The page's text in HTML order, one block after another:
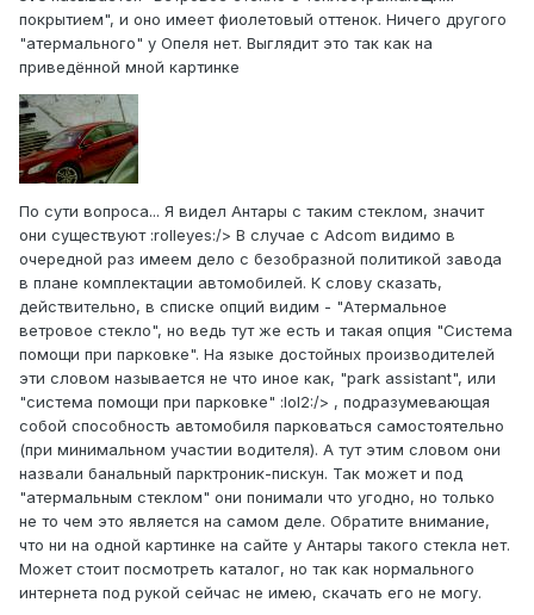
покрытием", и оно имеет фиолетовый оттенок. Ничего другого
"атермального" у Опеля нет. Выглядит это так как на
приведённой мной картинке
По сути вопроса... Я видел Антары с таким стеклом, значит
они существуют :rolleyes:/> В случае с Adcom видимо в
очередной раз имеем дело с безобразной политикой завода
в плане комплектации автомобилей. К слову сказать,
действительно, в списке опций видим - "Атермальное
ветровое стекло", но ведь тут же есть и такая опция "Система
помощи при парковке". На языке достойных производителей
эти словом называется не что иное как, "park assistant", или
"система помощи при парковке" :lol2:/> , подразумевающая
собой способность автомобиля парковаться самостоятельно
(при минимальном участии водителя). А тут этим словом они
назвали банальный парктроник-пискун. Так может и под
"атермальным стеклом" они понимали что угодно, но только
не то чем это является на самом деле. Обратите внимание,
что ни на одной картинке на сайте у Антары такого стекла нет.
Может стоит посмотреть каталог, но так как нормального
интернета под рукой сейчас не имею, скачать его не могу.